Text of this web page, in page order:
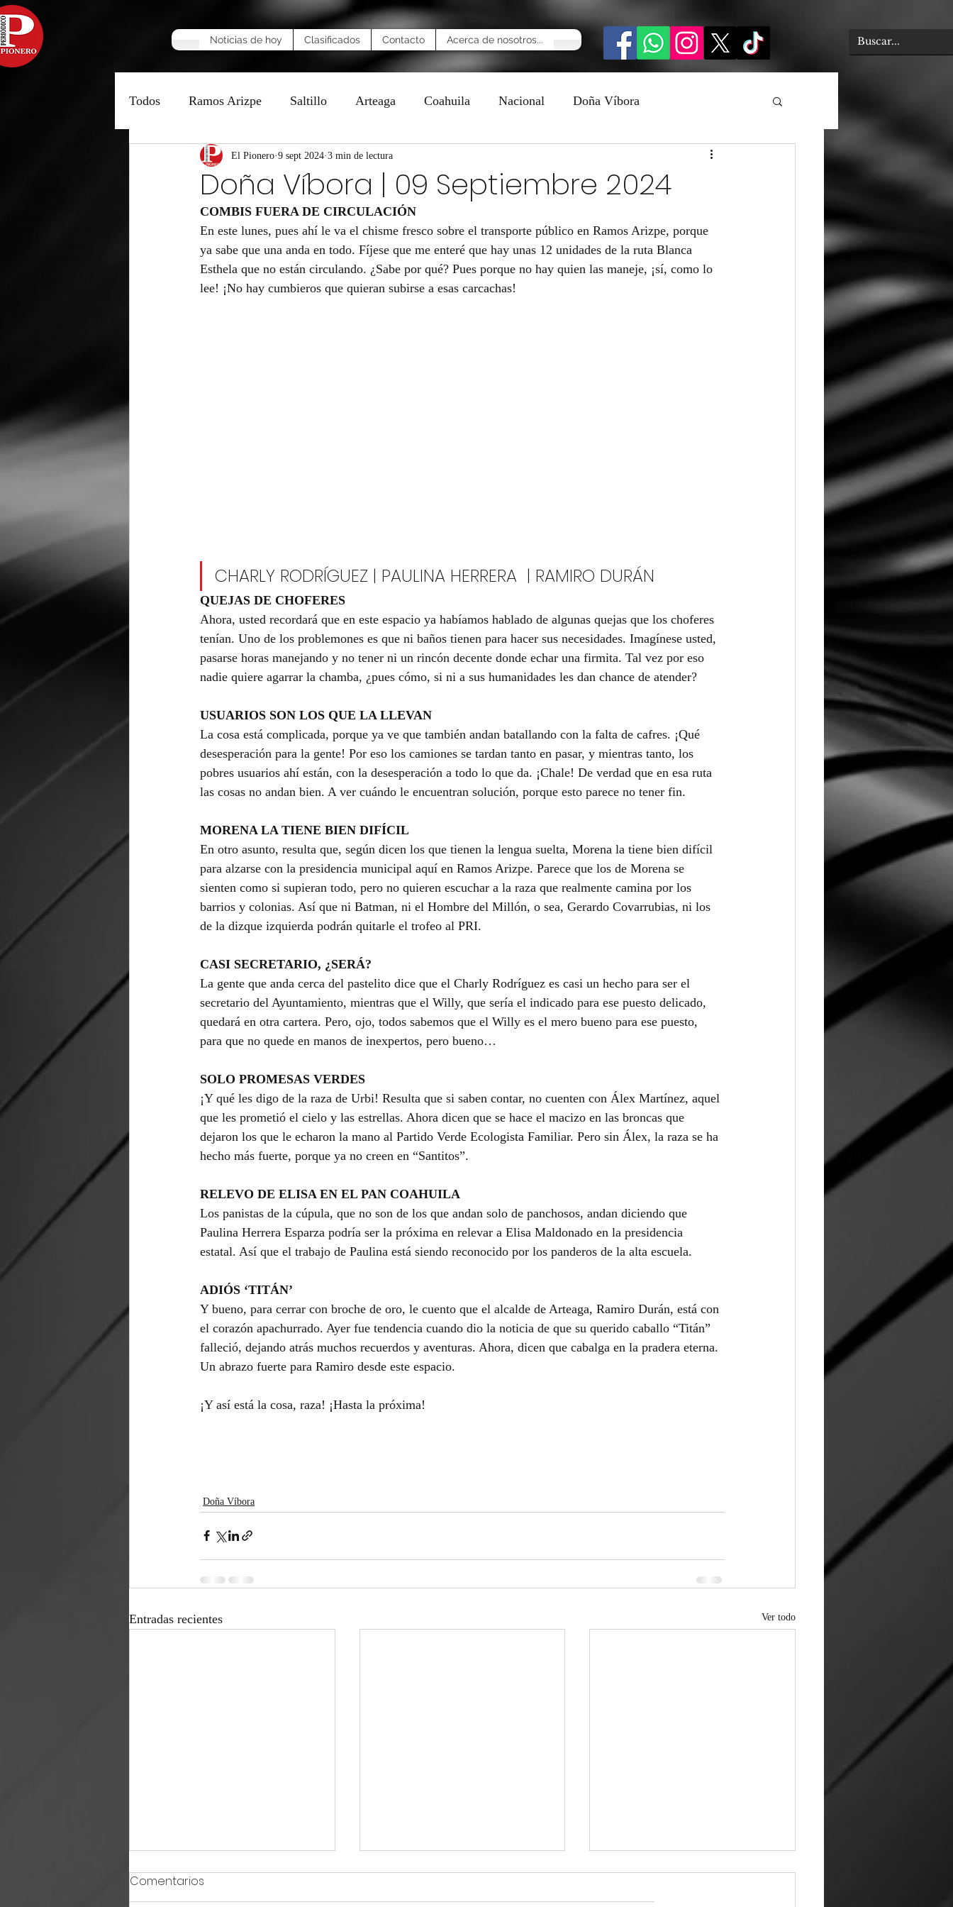
Noticias de hoy Clasificados Contacto Acerca de nosotros...
Todos Ramos Arizpe Saltillo Arteaga Coahuila Nacional Doña Víbora
Manzana Caliente Opinión
Doña Víbora | 09 Septiembre 2024
El Pionero 9 sept 2024 3 min de lectura
COMBIS FUERA DE CIRCULACIÓN
En este lunes, pues ahí le va el chisme fresco sobre el transporte público en Ramos Arizpe, porque
ya sabe que una anda en todo. Fíjese que me enteré que hay unas 12 unidades de la ruta Blanca
Esthela que no están circulando. ¿Sabe por qué? Pues porque no hay quien las maneje, ¡sí, como lo
lee! ¡No hay cumbieros que quieran subirse a esas carcachas!
CHARLY RODRÍGUEZ | PAULINA HERRERA  | RAMIRO DURÁN
QUEJAS DE CHOFERES
Ahora, usted recordará que en este espacio ya habíamos hablado de algunas quejas que los choferes
tenían. Uno de los problemones es que ni baños tienen para hacer sus necesidades. Imagínese usted,
pasarse horas manejando y no tener ni un rincón decente donde echar una firmita. Tal vez por eso
nadie quiere agarrar la chamba, ¿pues cómo, si ni a sus humanidades les dan chance de atender?
USUARIOS SON LOS QUE LA LLEVAN
La cosa está complicada, porque ya ve que también andan batallando con la falta de cafres. ¡Qué
desesperación para la gente! Por eso los camiones se tardan tanto en pasar, y mientras tanto, los
pobres usuarios ahí están, con la desesperación a todo lo que da. ¡Chale! De verdad que en esa ruta
las cosas no andan bien. A ver cuándo le encuentran solución, porque esto parece no tener fin.
MORENA LA TIENE BIEN DIFÍCIL
En otro asunto, resulta que, según dicen los que tienen la lengua suelta, Morena la tiene bien difícil
para alzarse con la presidencia municipal aquí en Ramos Arizpe. Parece que los de Morena se
sienten como si supieran todo, pero no quieren escuchar a la raza que realmente camina por los
barrios y colonias. Así que ni Batman, ni el Hombre del Millón, o sea, Gerardo Covarrubias, ni los
de la dizque izquierda podrán quitarle el trofeo al PRI.
CASI SECRETARIO, ¿SERÁ?
La gente que anda cerca del pastelito dice que el Charly Rodríguez es casi un hecho para ser el
secretario del Ayuntamiento, mientras que el Willy, que sería el indicado para ese puesto delicado,
quedará en otra cartera. Pero, ojo, todos sabemos que el Willy es el mero bueno para ese puesto,
para que no quede en manos de inexpertos, pero bueno…
SOLO PROMESAS VERDES
¡Y qué les digo de la raza de Urbi! Resulta que si saben contar, no cuenten con Álex Martínez, aquel
que les prometió el cielo y las estrellas. Ahora dicen que se hace el macizo en las broncas que
dejaron los que le echaron la mano al Partido Verde Ecologista Familiar. Pero sin Álex, la raza se ha
hecho más fuerte, porque ya no creen en “Santitos”.
RELEVO DE ELISA EN EL PAN COAHUILA
Los panistas de la cúpula, que no son de los que andan solo de panchosos, andan diciendo que
Paulina Herrera Esparza podría ser la próxima en relevar a Elisa Maldonado en la presidencia
estatal. Así que el trabajo de Paulina está siendo reconocido por los panderos de la alta escuela.
ADIÓS ‘TITÁN’
Y bueno, para cerrar con broche de oro, le cuento que el alcalde de Arteaga, Ramiro Durán, está con
el corazón apachurrado. Ayer fue tendencia cuando dio la noticia de que su querido caballo “Titán”
falleció, dejando atrás muchos recuerdos y aventuras. Ahora, dicen que cabalga en la pradera eterna.
Un abrazo fuerte para Ramiro desde este espacio.
¡Y así está la cosa, raza! ¡Hasta la próxima!
Doña Víbora
Entradas recientes Ver todo
Comentarios